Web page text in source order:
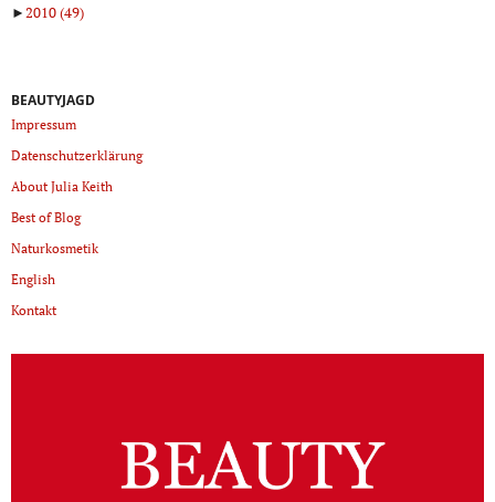
►2010(49)
BEAUTYJAGD
Impressum
Datenschutzerklärung
About Julia Keith
Best of Blog
Naturkosmetik
English
Kontakt